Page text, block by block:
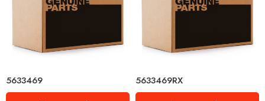
5633469
5633469RX